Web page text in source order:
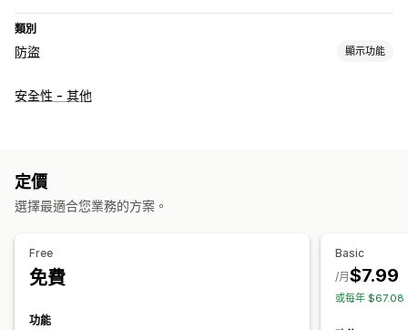
類別
防盜 顯示功能
保護資產
封鎖操作
複製和貼上
選取文字 擷取螢幕
鍵盤快速鍵
安全性 - 其他
定價
選擇最適合您業務的方案。
Free
免費
功能
Basic
$7.99
/月
或每年 $67.08